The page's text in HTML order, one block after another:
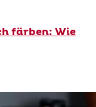
färben: Wie